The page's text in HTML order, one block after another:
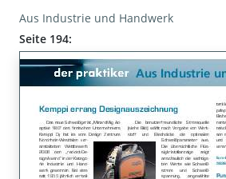
Aus Industrie und Handwerk
Seite 194: